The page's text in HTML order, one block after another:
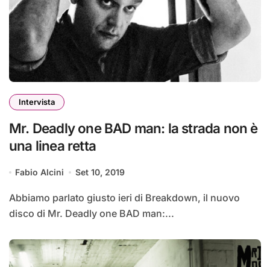
Intervista
Mr. Deadly one BAD man: la strada non è
una linea retta
Fabio Alcini Set 10, 2019
Abbiamo parlato giusto ieri di Breakdown, il nuovo
disco di Mr. Deadly one BAD man:...